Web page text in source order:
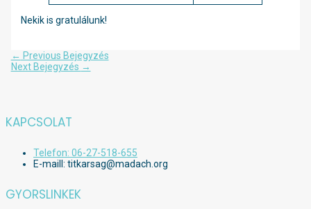
Nekik is gratulálunk!
Bejegyzés
navigáció
← Previous Bejegyzés
Next Bejegyzés →
KAPCSOLAT
Telefon: 06-27-518-655
E-maill: titkarsag@madach.org
GYORSLINKEK